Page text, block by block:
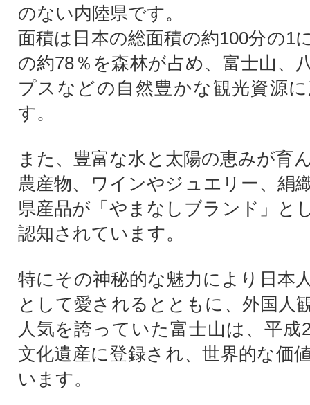
のない内陸県です。
面積は日本の総面積の約100分の1
の約78％を森林が占め、富士山、
プスなどの自然豊かな観光資源
す。
また、豊富な水と太陽の恵みが育
農産物、ワインやジュエリー、絹
県産品が「やまなしブランド」と
認知されています。
特にその神秘的な魅力により日本
として愛されるとともに、外国人
人気を誇っていた富士山は、平成
文化遺産に登録され、世界的な価
います。